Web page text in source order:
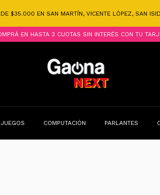
$35.000 EN SAN MARTÍN, VICENTE LÓPEZ, SAN
EN HASTA 3 CUOTAS SIN INTERÉS CON TU
COMPUTACIÓN PARLANTES